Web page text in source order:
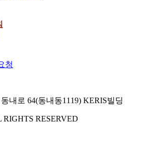
청
내로 64(동내동1119) KERIS빌딩
RESERVED